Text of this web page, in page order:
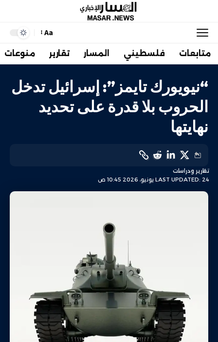
Aa
متابعات فلسطيني المسار تقارير منوعات
“نيويورك تايمز”: إسرائيل تدخل
الحروب بلا قدرة على تحديد
نهايتها
LAST UPDATED: 24 يونيو، 2026 10:45 ص
تقارير ودراسات